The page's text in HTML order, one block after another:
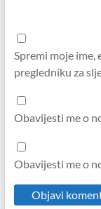
Spremi moje
pregledniku za
Obavijesti me o
Obavijesti me o